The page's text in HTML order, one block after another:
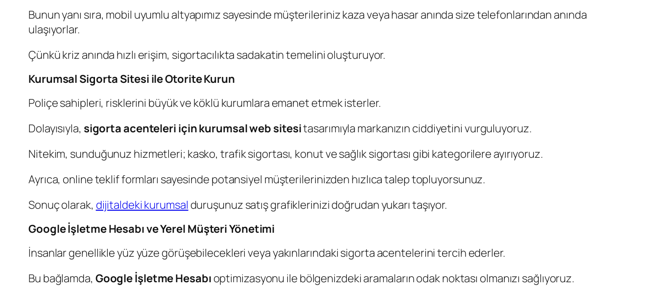
Bunun yanı sıra, mobil uyumlu altyapımız sayesinde müşterileriniz kaza veya hasar anında size telefonlarından anında
ulaşıyorlar.
Çünkü kriz anında hızlı erişim, sigortacılıkta sadakatin temelini oluşturuyor.
Kurumsal Sigorta Sitesi ile Otorite Kurun
Poliçe sahipleri, risklerini büyük ve köklü kurumlara emanet etmek isterler.
Dolayısıyla, sigorta acenteleri için kurumsal web sitesitasarımıyla markanızın ciddiyetini vurguluyoruz.
Nitekim, sunduğunuz hizmetleri; kasko, trafik sigortası, konut ve sağlık sigortası gibi kategorilere ayırıyoruz.
Ayrıca, online teklif formları sayesinde potansiyel müşterilerinizden hızlıca talep topluyorsunuz.
Sonuç olarak, dijitaldeki kurumsal duruşunuz satış grafiklerinizi doğrudan yukarı taşıyor.
Google İşletme Hesabı ve Yerel Müşteri Yönetimi
İnsanlar genellikle yüz yüze görüşebilecekleri veya yakınlarındaki sigorta acentelerini tercih ederler.
Bu bağlamda, Google İşletme Hesabı optimizasyonu ile bölgenizdeki aramaların odak noktası olmanızı sağlıyoruz.